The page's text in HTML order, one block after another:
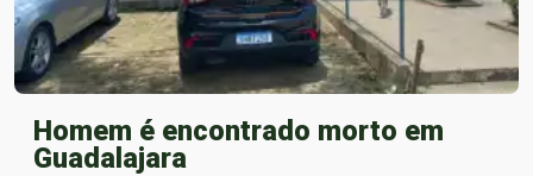
Homem é encontrado morto em
Guadalajara